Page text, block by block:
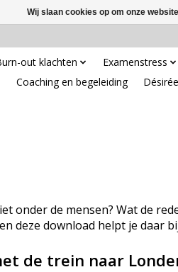
out klachten Examenstress
Coaching en begeleiding
onder de mensen? Wat de
deze download helpt je daar
de trein naar
Wij slaan cookies op om onze